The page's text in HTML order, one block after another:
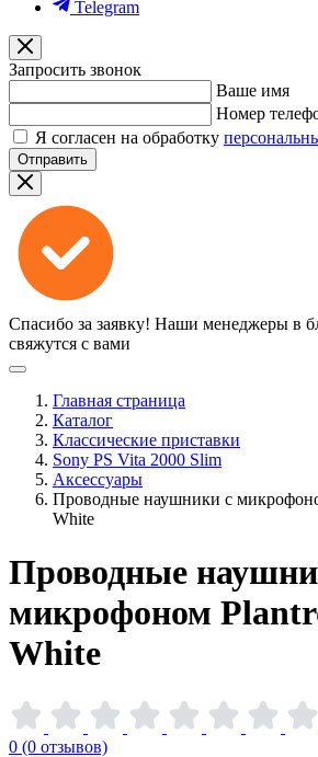
Telegram
Запросить звонок
Ваше имя
Номер
Я согласен на обработку
Отправить
Спасибо за заявку! Наши менеджеры в
свяжутся с вами
Главная страница
Каталог
Классические приставки
Sony PS Vita 2000 Slim
Аксессуары
Проводные наушники с
White
Проводные
микрофоном
White
0 (0 отзывов)